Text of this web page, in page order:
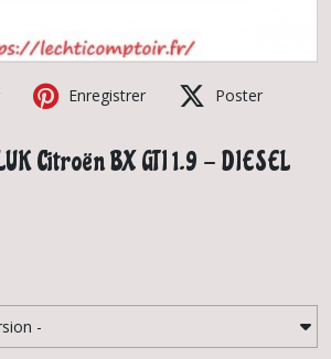
Enregistrer Poster
Citroën BX GTI 1.9 - DIESEL